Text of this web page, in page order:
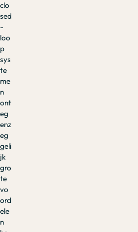
clo
sed
-
loo
p
sys
te
me
n
ont
eg
enz
eg
geli
jk
gro
te
vo
ord
ele
n